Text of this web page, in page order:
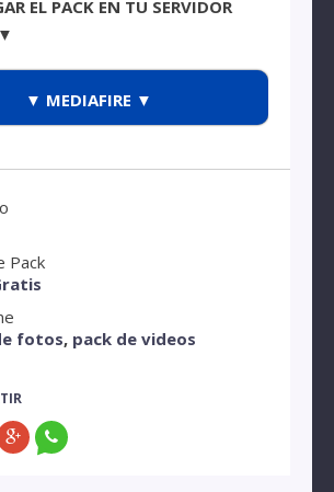
EL PACK EN TU SERVIDOR
▼ MEDIAFIRE ▼
Pack
fotos, pack de videos